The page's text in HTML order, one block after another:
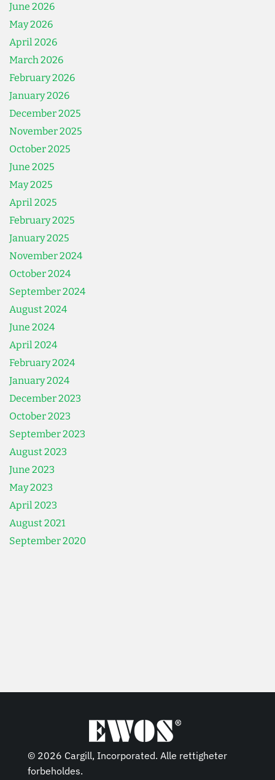
June 2026
May 2026
April 2026
March 2026
February 2026
January 2026
December 2025
November 2025
October 2025
June 2025
May 2025
April 2025
February 2025
January 2025
November 2024
October 2024
September 2024
August 2024
June 2024
April 2024
February 2024
January 2024
December 2023
October 2023
September 2023
August 2023
June 2023
May 2023
April 2023
August 2021
September 2020
© 2026 Cargill, Incorporated. Alle rettigheter
forbeholdes.